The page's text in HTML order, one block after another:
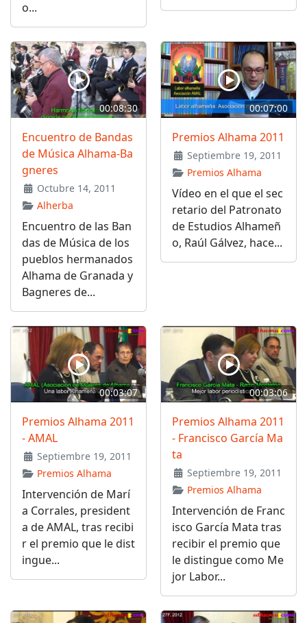
o...
00:08:30
Encuentro de Bandas
de Música Alhama-Ba
gneres
Octubre 14, 2011
Alherba
Encuentro de las Ban
das de Música de los
pueblos hermanados
Alhama de Granada y
Bagneres de...
00:07:00
Premios Alhama 2011
Septiembre 19, 2011
Premios Alhama
Vídeo en el que el sec
retario del Patronato
de Estudios Alhameñ
o, Raúl Gálvez, hace...
00:03:07
Premios Alhama 2011
- AMAL
Septiembre 19, 2011
Premios Alhama
Intervención de Marí
a Corrales, president
a de AMAL, tras recibi
r el premio que le dist
ingue...
00:03:06
Premios Alhama 2011
- Francisco García Ma
ta
Septiembre 19, 2011
Premios Alhama
Intervención de Franc
isco García Mata tras
recibir el premio que
le distingue como Me
jor Labor...